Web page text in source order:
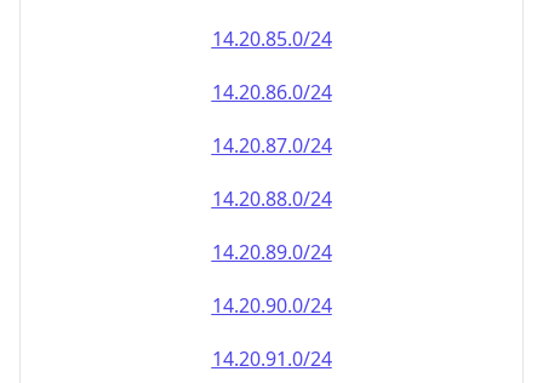
14.20.85.0/24
14.20.86.0/24
14.20.87.0/24
14.20.88.0/24
14.20.89.0/24
14.20.90.0/24
14.20.91.0/24